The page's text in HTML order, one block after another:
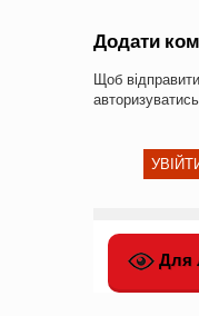
Додати
Щоб
авторизуватись
Для